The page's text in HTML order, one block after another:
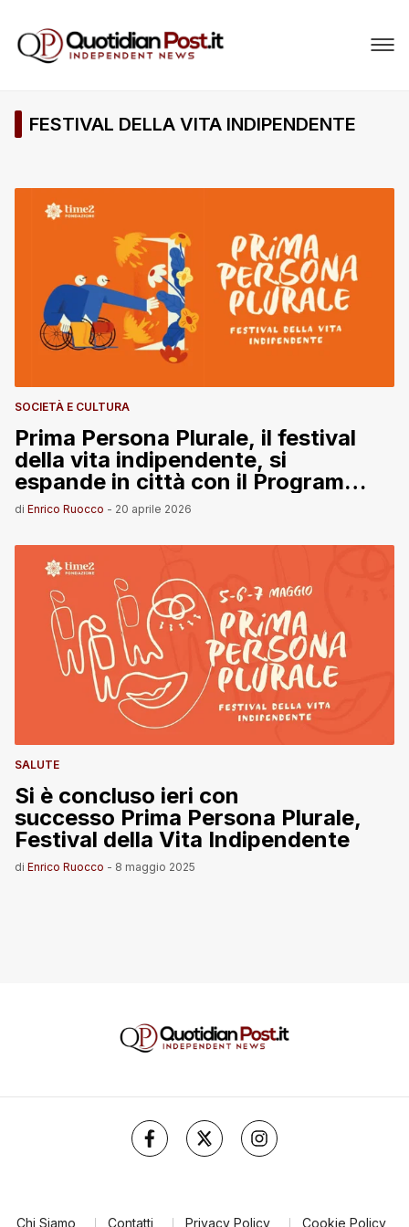
FESTIVAL DELLA VITA INDIPENDENTE
SOCIETÀ E CULTURA
Prima Persona Plurale, il festival
della vita indipendente, si
espande in città con il Programma
Plurale Diffuso
di Enrico Ruocco - 20 aprile 2026
SALUTE
Si è concluso ieri con
successo Prima Persona Plurale,
Festival della Vita Indipendente
di Enrico Ruocco - 8 maggio 2025
Chi Siamo Contatti Privacy Policy Cookie Policy